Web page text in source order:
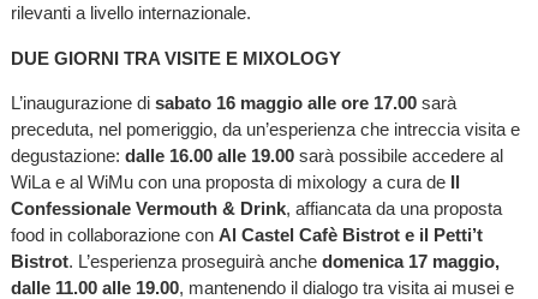
rilevanti a livello internazionale.
DUE GIORNI TRA VISITE E MIXOLOGY
L’inaugurazione di sabato 16 maggio alle ore 17.00sarà
preceduta, nel pomeriggio, da un’esperienza che intreccia visita e
degustazione: dalle 16.00 alle 19.00sarà possibile accedere al
WiLa e al WiMu con una proposta di mixology a cura de Il
Confessionale Vermouth & Drink, affiancata da una proposta
food in collaborazione con Al Castel Cafè Bistrot e il Petti’t
Bistrot. L’esperienza proseguirà anche domenica 17 maggio,
dalle 11.00 alle 19.00, mantenendo il dialogo tra visita ai musei e